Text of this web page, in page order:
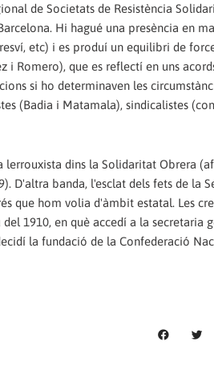
de Societats de Resistència
Hi hagué una presència en
etc) i es produí un equilibri de
i Romero), que es reflectí en uns
si ho determinaven les
(Badia i Matamala), sindicalistes
dins la Solidaritat Obrera
D'altra banda, l'esclat dels fets de la
que hom volia d'àmbit estatal. Les
1910, en què accedí a la secretaria
la fundació de la Confederació